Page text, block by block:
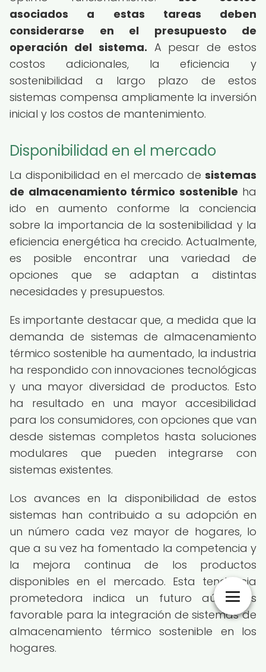
asociados a estas tareas deben
considerarse en el presupuesto de
operación del sistema. A pesar de estos
costos adicionales, la eficiencia y
sostenibilidad a largo plazo de estos
sistemas compensa ampliamente la inversión
inicial y los costos de mantenimiento.
Disponibilidad en el mercado
La disponibilidad en el mercado de sistemas
de almacenamiento térmico sostenible ha
ido en aumento conforme la conciencia
sobre la importancia de la sostenibilidad y la
eficiencia energética ha crecido. Actualmente,
es posible encontrar una variedad de
opciones que se adaptan a distintas
necesidades y presupuestos.
Es importante destacar que, a medida que la
demanda de sistemas de almacenamiento
térmico sostenible ha aumentado, la industria
ha respondido con innovaciones tecnológicas
y una mayor diversidad de productos. Esto
ha resultado en una mayor accesibilidad
para los consumidores, con opciones que van
desde sistemas completos hasta soluciones
modulares que pueden integrarse con
sistemas existentes.
Los avances en la disponibilidad de estos
sistemas han contribuido a su adopción en
un número cada vez mayor de hogares, lo
que a su vez ha fomentado la competencia y
la mejora continua de los productos
disponibles en el mercado. Esta tendencia
prometedora indica un futuro aún más
favorable para la integración de sistemas de
almacenamiento térmico sostenible en los
hogares.